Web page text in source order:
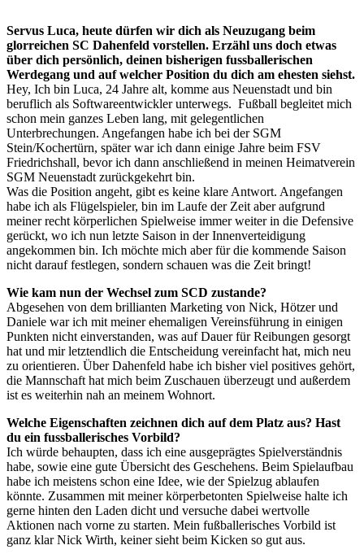
Servus Luca, heute dürfen wir dich als Neuzugang beim
glorreichen SC Dahenfeld vorstellen. Erzähl uns doch etwas
über dich persönlich, deinen bisherigen fussballerischen
Werdegang und auf welcher Position du dich am ehesten siehst.
Hey, Ich bin Luca, 24 Jahre alt, komme aus Neuenstadt und bin
beruflich als Softwareentwickler unterwegs. Fußball begleitet mich
schon mein ganzes Leben lang, mit gelegentlichen
Unterbrechungen. Angefangen habe ich bei der SGM
Stein/Kochertürn, später war ich dann einige Jahre beim FSV
Friedrichshall, bevor ich dann anschließend in meinen Heimatverein
SGM Neuenstadt zurückgekehrt bin.
Was die Position angeht, gibt es keine klare Antwort. Angefangen
habe ich als Flügelspieler, bin im Laufe der Zeit aber aufgrund
meiner recht körperlichen Spielweise immer weiter in die Defensive
gerückt, wo ich nun letzte Saison in der Innenverteidigung
angekommen bin. Ich möchte mich aber für die kommende Saison
nicht darauf festlegen, sondern schauen was die Zeit bringt!
Wie kam nun der Wechsel zum SCD zustande?
Abgesehen von dem brillianten Marketing von Nick, Hötzer und
Daniele war ich mit meiner ehemaligen Vereinsführung in einigen
Punkten nicht einverstanden, was auf Dauer für Reibungen gesorgt
hat und mir letztendlich die Entscheidung vereinfacht hat, mich neu
zu orientieren. Über Dahenfeld habe ich bisher viel positives gehört,
die Mannschaft hat mich beim Zuschauen überzeugt und außerdem
ist es weiterhin nah an meinem Wohnort.
Welche Eigenschaften zeichnen dich auf dem Platz aus? Hast
du ein fussballerisches Vorbild?
Ich würde behaupten, dass ich eine ausgeprägtes Spielverständnis
habe, sowie eine gute Übersicht des Geschehens. Beim Spielaufbau
habe ich meistens schon eine Idee, wie der Spielzug ablaufen
könnte. Zusammen mit meiner körperbetonten Spielweise halte ich
gerne hinten den Laden dicht und versuche dabei wertvolle
Aktionen nach vorne zu starten. Mein fußballerisches Vorbild ist
ganz klar Nick Wirth, keiner sieht beim Kicken so gut aus.